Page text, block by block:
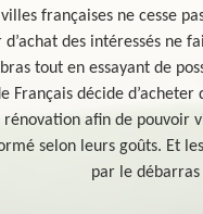
françaises ne cesse
d’achat des intéressés ne
tout en essayant de
Français décide
afin de pouvoir
selon leurs goûts. Et
par le